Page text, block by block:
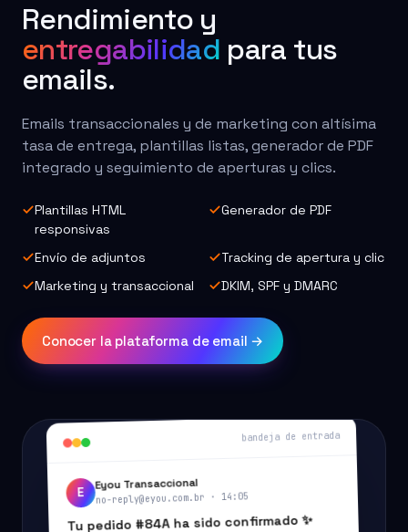
Rendimiento y
entregabilidad para tus
emails.
Emails transaccionales y de marketing con altísima
tasa de entrega, plantillas listas, generador de PDF
integrado y seguimiento de aperturas y clics.
Plantillas HTML
responsivas
Generador de PDF
Envío de adjuntos
Tracking de apertura y clic
Marketing y transaccional
DKIM, SPF y DMARC
Conocer la plataforma de email →
bandeja de entrada
E Eyou Transaccional
no-reply@eyou.com.br · 14:05
Tu pedido #84A ha sido confirmado ✨